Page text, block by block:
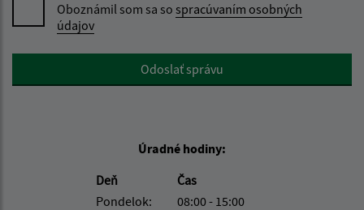
Oboznámil som sa so spracúvaním osobných
údajov
Google reCaptcha ResponseOdoslať správu
Úradné hodiny:
Deň
Čas
Pondelok:
08:00 - 15:00